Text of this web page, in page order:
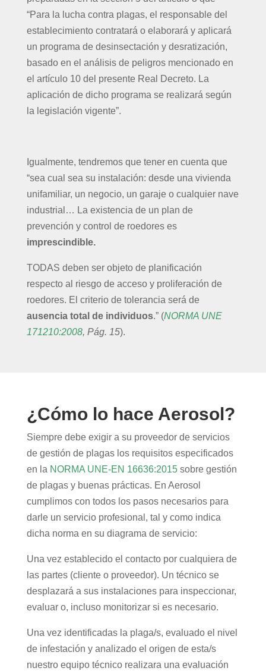
“Para la lucha contra plagas, el responsable del
establecimiento contratará o elaborará y aplicará
un programa de desinsectación y desratización,
basado en el análisis de peligros mencionado en
el artículo 10 del presente Real Decreto. La
aplicación de dicho programa se realizará según
la legislación vigente”.
Igualmente, tendremos que tener en cuenta que
“sea cual sea su instalación: desde una vivienda
unifamiliar, un negocio, un garaje o cualquier nave
industrial… La existencia de un plan de
prevención y control de roedores es
imprescindible.
TODAS deben ser objeto de planificación
respecto al riesgo de acceso y proliferación de
roedores. El criterio de tolerancia será de
ausencia total de individuos.” (NORMA UNE
171210:2008, Pág. 15).
¿Cómo lo hace Aerosol?
Siempre debe exigir a su proveedor de servicios
de gestión de plagas los requisitos especificados
en la NORMA UNE-EN 16636:2015sobre gestión
de plagas y buenas prácticas. En Aerosol
cumplimos con todos los pasos necesarios para
darle un servicio profesional, tal y como indica
dicha norma en su diagrama de servicio:
Una vez establecido el contacto por cualquiera de
las partes (cliente o proveedor). Un técnico se
desplazará a sus instalaciones para inspeccionar,
evaluar o, incluso monitorizar si es necesario.
Una vez identificadas la plaga/s, evaluado el nivel
de infestación y analizado el origen de esta/s
nuestro equipo técnico realizara una evaluación